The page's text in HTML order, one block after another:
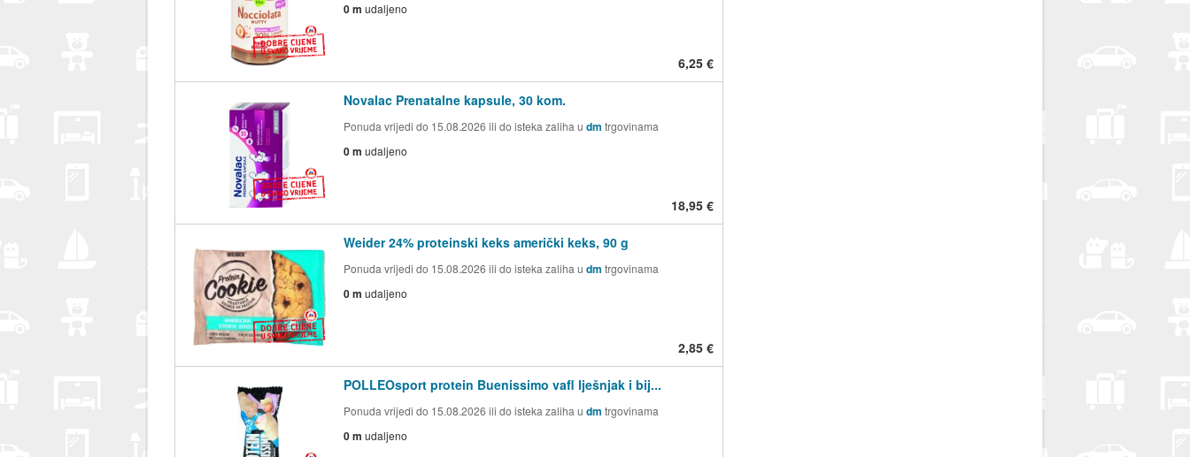
0 m udaljeno
6,25 €
Novalac Prenatalne kapsule, 30 kom.
Ponuda vrijedi do 15.08.2026 ili do isteka zaliha u dm trgovinama
0 m udaljeno
18,95 €
Weider 24% proteinski keks američki keks, 90 g
Ponuda vrijedi do 15.08.2026 ili do isteka zaliha u dm trgovinama
0 m udaljeno
2,85 €
POLLEOsport protein Buenissimo vafl lješnjak i bij...
Ponuda vrijedi do 15.08.2026 ili do isteka zaliha u dm trgovinama
0 m udaljeno